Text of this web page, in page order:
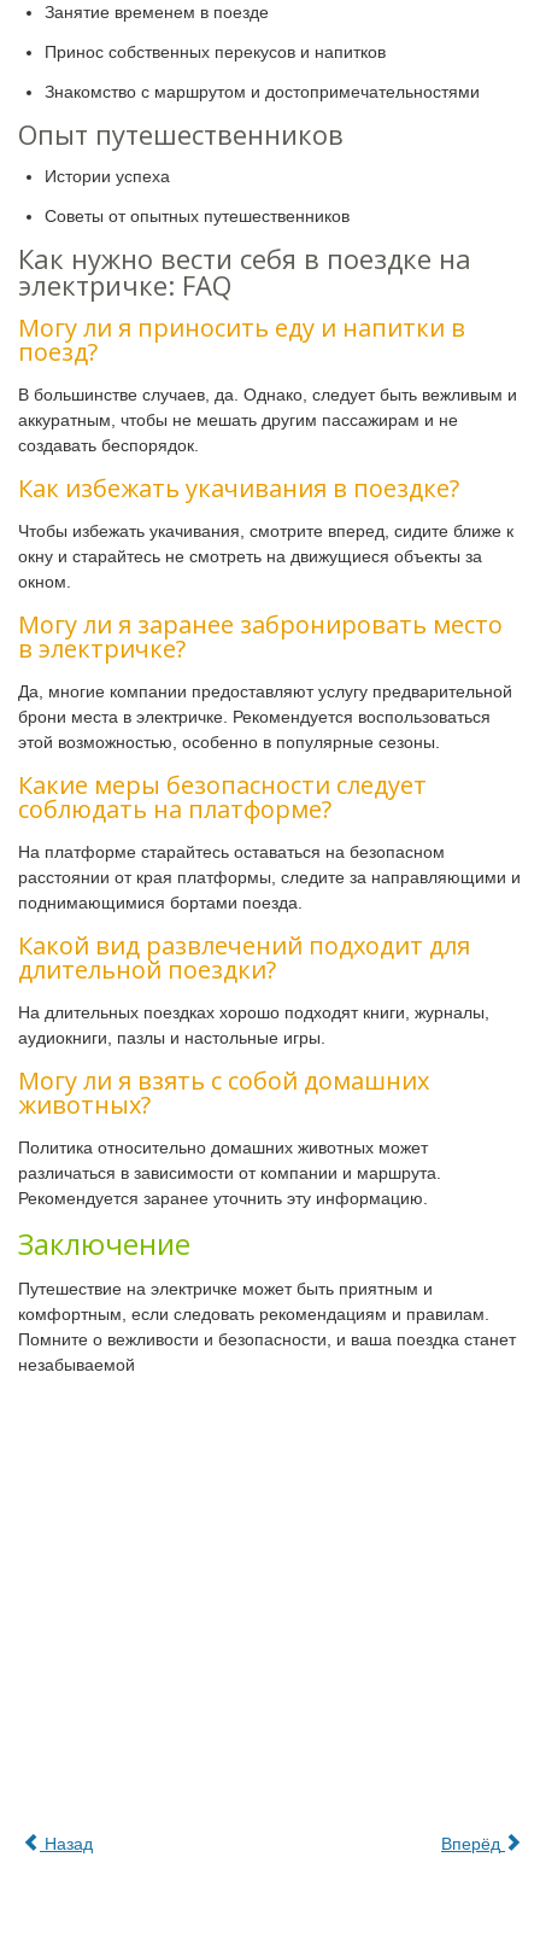
Занятие временем в поезде
Принос собственных перекусов и напитков
Знакомство с маршрутом и достопримечательностями
Опыт путешественников
Истории успеха
Советы от опытных путешественников
Как нужно вести себя в поездке на
электричке: FAQ
Могу ли я приносить еду и напитки в
поезд?
В большинстве случаев, да. Однако, следует быть вежливым и
аккуратным, чтобы не мешать другим пассажирам и не
создавать беспорядок.
Как избежать укачивания в поездке?
Чтобы избежать укачивания, смотрите вперед, сидите ближе к
окну и старайтесь не смотреть на движущиеся объекты за
окном.
Могу ли я заранее забронировать место
в электричке?
Да, многие компании предоставляют услугу предварительной
брони места в электричке. Рекомендуется воспользоваться
этой возможностью, особенно в популярные сезоны.
Какие меры безопасности следует
соблюдать на платформе?
На платформе старайтесь оставаться на безопасном
расстоянии от края платформы, следите за направляющими и
поднимающимися бортами поезда.
Какой вид развлечений подходит для
длительной поездки?
На длительных поездках хорошо подходят книги, журналы,
аудиокниги, пазлы и настольные игры.
Могу ли я взять с собой домашних
животных?
Политика относительно домашних животных может
различаться в зависимости от компании и маршрута.
Рекомендуется заранее уточнить эту информацию.
Заключение
Путешествие на электричке может быть приятным и
комфортным, если следовать рекомендациям и правилам.
Помните о вежливости и безопасности, и ваша поездка станет
незабываемой
Назад Вперёд